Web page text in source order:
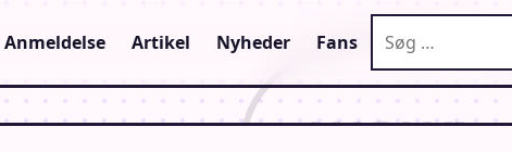
Anmeldelse Artikel Nyheder Fans